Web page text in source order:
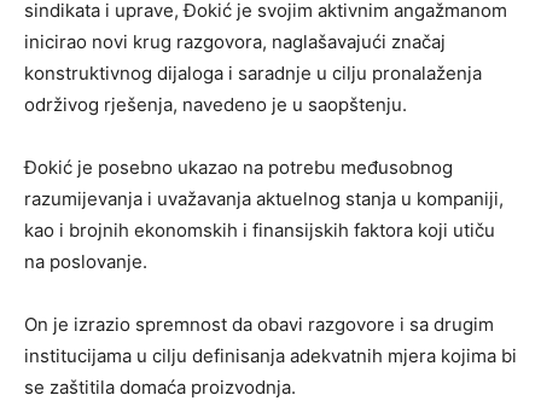
sindikata i uprave, Đokić je svojim aktivnim angažmanom
inicirao novi krug razgovora, naglašavajući značaj
konstruktivnog dijaloga i saradnje u cilju pronalaženja
održivog rješenja, navedeno je u saopštenju.
Đokić je posebno ukazao na potrebu međusobnog
razumijevanja i uvažavanja aktuelnog stanja u kompaniji,
kao i brojnih ekonomskih i finansijskih faktora koji utiču
na poslovanje.
On je izrazio spremnost da obavi razgovore i sa drugim
institucijama u cilju definisanja adekvatnih mjera kojima bi
se zaštitila domaća proizvodnja.